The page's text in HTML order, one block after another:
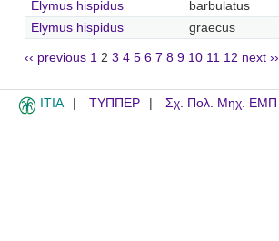
Elymus hispidus
barbulatus
Elymus hispidus
graecus
‹‹ previous 1 2 3 4 5 6 7 8 9 10 11 12 next ››
ITIA ΤΥΠΠΕΡ Σχ. Πολ. Μηχ. ΕΜΠ